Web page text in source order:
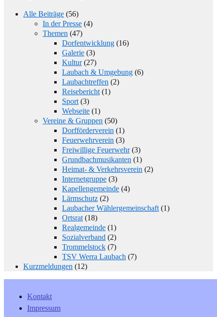
Alle Beiträge (56)
In der Presse (4)
Themen (47)
Dorfentwicklung (16)
Galerie (3)
Kultur(27)
Laubach & Umgebung (6)
Laubachtreffen (2)
Reisebericht (1)
Sport (3)
Webseite (1)
Vereine & Gruppen (50)
Dorfförderverein (1)
Feuerwehrverein (3)
Freiwillige Feuerwehr(3)
Grundbachmusikanten (1)
Heimat- & Verkehrsverein (2)
Internetgruppe (3)
Kapellengemeinde (4)
Lärmschutz (2)
Laubacher Wählergemeinschaft (1)
Ortsrat (18)
Realgemeinde (1)
Sozialverband (2)
Trommelstock (7)
TSV Werra Laubach (7)
Kurzmeldungen (12)
Kontakt
Impressum